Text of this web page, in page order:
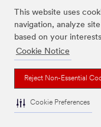
This website uses
navigation, analyze
based on your
Cookie Notice
Reject Non-Essential
Cookie Preferences